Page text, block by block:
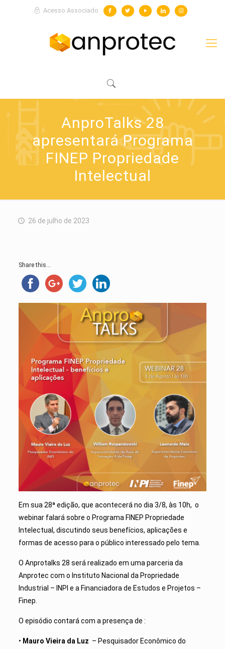
Acesso Associado
AnproTalks 28
apresentará Programa
FINEP Propriedade
Intelectual
26 de julho de 2023
Share this...
Em sua 28ª edição, que acontecerá no dia 3/8, às 10h, o
webinar falará sobre o Programa FINEP Propriedade
Intelectual, discutindo seus benefícios, aplicações e
formas de acesso para o público interessado pelo tema.
O Anprotalks 28 será realizado em uma parceria da
Anprotec com o Instituto Nacional da Propriedade
Industrial – INPI e a Financiadora de Estudos e Projetos –
Finep.
O episódio contará com a presença de :
• Mauro Vieira da Luz – Pesquisador Econômico do